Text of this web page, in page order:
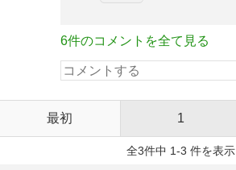
6件のコメントを全て見る
最初 1
全3件中 1-3 件を表示